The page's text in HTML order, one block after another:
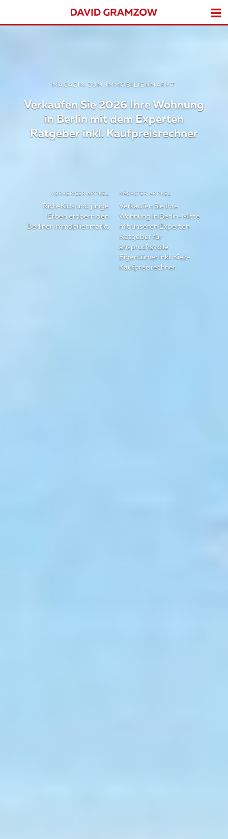
MAGAZIN ZUM IMMOBILIENMARKT
Verkaufen Sie 2026 Ihre Wohnung
in Berlin mit dem Experten
Ratgeber inkl. Kaufpreisrechner
VORHERIGER ARTIKEL
Rich-Kids und junge
Erben erobern den
Berliner Immobilienmarkt
NÄCHSTER ARTIKEL
Verkaufen Sie Ihre
Wohnung in Berlin-Mitte
mit unseren Experten
Ratgeber für
anspruchsvolle
Eigentümer inkl. Kiez-
Kaufpreisrechner.